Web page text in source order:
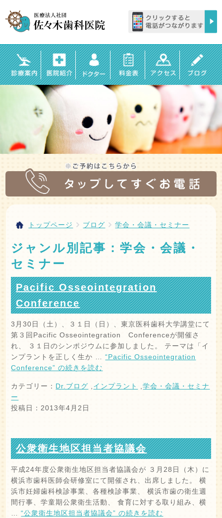
トップページ ブログ 学会・会議・セミナー
ジャンル別記事：学会・会議・
セミナー
Pacific Osseointegration
Conference
3月30日（土）、３１日（日）、東京医科歯科大学講堂にて
第３回Pacific Osseointegration Conferenceが開催さ
れ、 ３１日のシンポジウムに参加しました。 テーマは「イ
ンプラントを正しく生か …“Pacific Osseointegration
Conference” の続きを読む
カテゴリー： Dr.ブログ ,インプラント ,学会・会議・セミナ
ー
投稿日：2013年4月2日
公衆衛生地区担当者協議会
平成24年度公衆衛生地区担当者協議会が ３月28日（木）に
横浜市歯科医師会研修室にて開催され、出席しました。 横
浜市妊婦歯科検診事業、各種検診事業、 横浜市歯の衛生週
間行事、学童期公衆衛生活動、 食育に対する取り組み、横
…“公衆衛生地区担当者協議会” の続きを読む